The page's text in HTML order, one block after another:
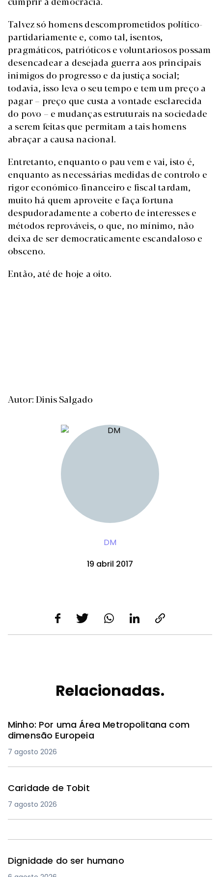
Talvez só homens descomprometidos político-
partidariamente e, como tal, isentos,
pragmáticos, patrióticos e voluntariosos possam
desencadear a desejada guerra aos principais
inimigos do progresso e da justiça social;
todavia, isso leva o seu tempo e tem um preço a
pagar – preço que custa a vontade esclarecida
do povo – e mudanças estruturais na sociedade
a serem feitas que permitam a tais homens
abraçar a causa nacional.
Entretanto, enquanto o pau vem e vai, isto é,
enquanto as necessárias medidas de controlo e
rigor económico-financeiro e fiscal tardam,
muito há quem aproveite e faça fortuna
despudoradamente a coberto de interesses e
métodos reprováveis, o que, no mínimo, não
deixa de ser democraticamente escandaloso e
obsceno.
Então, até de hoje a oito.
Autor: Dinis Salgado
DM
19 abril 2017
Relacionadas.
Minho: Por uma Área Metropolitana com
dimensão Europeia
7 agosto 2026
Caridade de Tobit
7 agosto 2026
Dignidade do ser humano